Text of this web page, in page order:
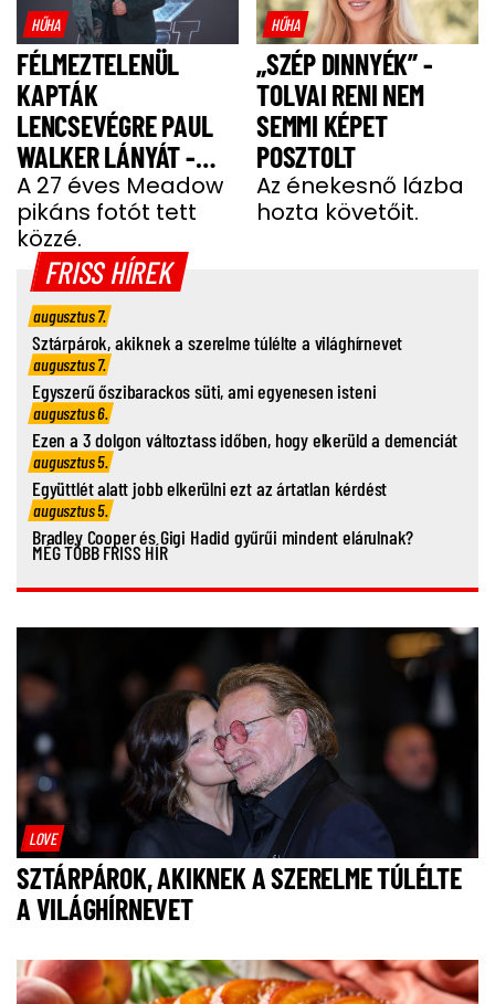
HŰHA
FÉLMEZTELENÜL
KAPTÁK
LENCSEVÉGRE PAUL
WALKER LÁNYÁT -
FOTÓ
A 27 éves Meadow
pikáns fotót tett
közzé.
HŰHA
„SZÉP DINNYÉK” -
TOLVAI RENI NEM
SEMMI KÉPET
POSZTOLT
Az énekesnő lázba
hozta követőit.
FRISS HÍREK
augusztus 7.
Sztárpárok, akiknek a szerelme túlélte a világhírnevet
augusztus 7.
Egyszerű őszibarackos süti, ami egyenesen isteni
augusztus 6.
Ezen a 3 dolgon változtass időben, hogy elkerüld a demenciát
augusztus 5.
Együttlét alatt jobb elkerülni ezt az ártatlan kérdést
augusztus 5.
Bradley Cooper és Gigi Hadid gyűrűi mindent elárulnak?
MÉG TÖBB FRISS HÍR
LOVE
SZTÁRPÁROK, AKIKNEK A SZERELME TÚLÉLTE
A VILÁGHÍRNEVET